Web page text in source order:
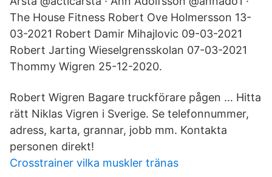
The House Fitness Robert Ove Holmersson 13-
03-2021 Robert Damir Mihajlovic 09-03-2021
Robert Jarting Wieselgrensskolan 07-03-2021
Thommy Wigren 25-12-2020.
Robert Wigren Bagare truckförare pågen … Hitta
rätt Niklas Vigren i Sverige. Se telefonnummer,
adress, karta, grannar, jobb mm. Kontakta
personen direkt!
Crosstrainer vilka muskler tränas